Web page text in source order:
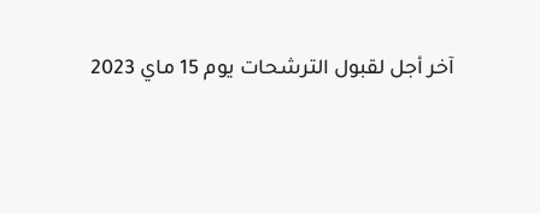
آخر أجل لقبول الترشحات يوم 15 ماي 2023